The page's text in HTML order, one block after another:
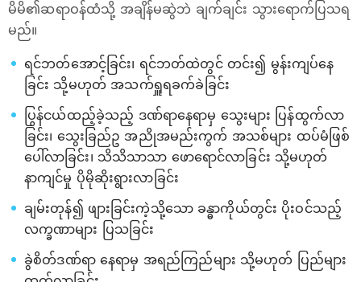
မိမိ၏ဆရာဝန်ထံသို့ အချိန်မဆွဲဘဲ ချက်ချင်း သွားရောက်ပြသရ
မည်။
ရင်ဘတ်အောင့်ခြင်း၊ ရင်ဘတ်ထဲတွင် တင်း၍ မွန်းကျပ်နေ
ခြင်း သို့မဟုတ် အသက်ရှူရခက်ခဲခြင်း
ပြွန်ငယ်ထည့်ခဲ့သည့် ဒဏ်ရာနေရာမှ သွေးများ ပြန်ထွက်လာ
ခြင်း၊ သွေးခြည်ဥ အညိုအမည်းကွက် အသစ်များ ထပ်မံဖြစ်
ပေါ်လာခြင်း၊ သိသိသာသာ ဖောရောင်လာခြင်း သို့မဟုတ်
နာကျင်မှု ပိုမိုဆိုးရွားလာခြင်း
ချမ်းတုန်၍ ဖျားခြင်းကဲ့သို့သော ခန္ဓာကိုယ်တွင်း ပိုးဝင်သည့်
လက္ခဏာများ ပြသခြင်း
ခွဲစိတ်ဒဏ်ရာ နေရာမှ အရည်ကြည်များ သို့မဟုတ် ပြည်များ